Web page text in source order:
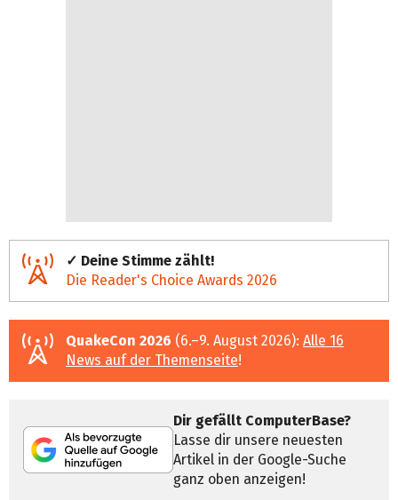
✓ Deine Stimme zählt!
Die Reader's Choice Awards 2026
QuakeCon 2026 (6.–9. August 2026): Alle 16
News auf der Themenseite!
Dir gefällt ComputerBase?
Lasse dir unsere neuesten
Artikel in der Google-Suche
ganz oben anzeigen!